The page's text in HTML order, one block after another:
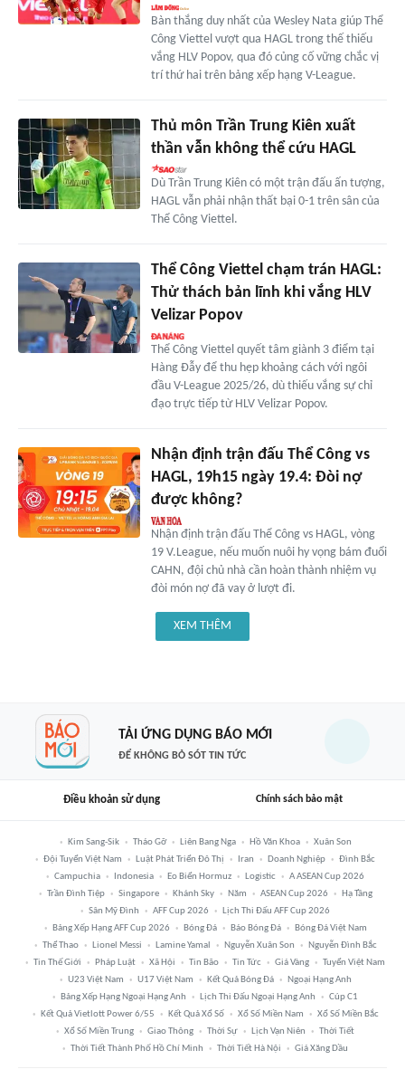
Bàn thắng duy nhất của Wesley Nata giúp Thể
Công Viettel vượt qua HAGL trong thế thiếu
vắng HLV Popov, qua đó củng cố vững chắc vị
trí thứ hai trên bảng xếp hạng V-League.
Thủ môn Trần Trung Kiên xuất
thần vẫn không thể cứu HAGL
Dù Trần Trung Kiên có một trận đấu ấn tượng,
HAGL vẫn phải nhận thất bại 0-1 trên sân của
Thể Công Viettel.
Thể Công Viettel chạm trán HAGL:
Thử thách bản lĩnh khi vắng HLV
Velizar Popov
Thể Công Viettel quyết tâm giành 3 điểm tại
Hàng Đẫy để thu hẹp khoảng cách với ngôi
đầu V-League 2025/26, dù thiếu vắng sự chỉ
đạo trực tiếp từ HLV Velizar Popov.
Nhận định trận đấu Thể Công vs
HAGL, 19h15 ngày 19.4: Đòi nợ
được không?
Nhận định trận đấu Thể Công vs HAGL, vòng
19 V.League, nếu muốn nuôi hy vọng bám đuổi
CAHN, đội chủ nhà cần hoàn thành nhiệm vụ
đòi món nợ đã vay ở lượt đi.
XEM THÊM
TẢI ỨNG DỤNG BÁO MỚI
ĐỂ KHÔNG BỎ SÓT TIN TỨC
Điều khoản sử dụng Chính sách bảo mật
Kim Sang-Sik Tháo Gỡ Liên Bang Nga Hồ Văn Khoa
Xuân Son
Đội Tuyển Việt Nam
Luật Phát Triển Đô Thị Iran Doanh Nghiệp
Đình Bắc
Campuchia
Indonesia Eo Biển Hormuz Logistic
A ASEAN Cup 2026
Trần Đình Tiệp
Singapore Khánh Sky Năm ASEAN Cup 2026
Hạ Tầng
Sân Mỹ Đình
AFF Cup 2026
Lịch Thi Đấu AFF Cup 2026
Bảng Xếp Hạng AFF Cup 2026
Bóng Đá Báo Bóng Đá
Bóng Đá Việt Nam
Thể Thao
Lionel Messi Lamine Yamal Nguyễn Xuân Son
Nguyễn Đình Bắc
Tin Thế Giới
Pháp Luật Xã Hội Tin Bão Tin Tức Giá Vàng
Tuyển Việt Nam
U23 Việt Nam
U17 Việt Nam Kết Quả Bóng Đá
Ngoại Hạng Anh
Bảng Xếp Hạng Ngoại Hạng Anh
Lịch Thi Đấu Ngoại Hạng Anh
Cúp C1
Kết Quả Vietlott Power 6/55
Kết Quả Xổ Số Xổ Số Miền Nam
Xổ Số Miền Bắc
Xổ Số Miền Trung
Giao Thông Thời Sự Lịch Vạn Niên
Thời Tiết
Thời Tiết Thành Phố Hồ Chí Minh
Thời Tiết Hà Nội Giá Xăng Dầu